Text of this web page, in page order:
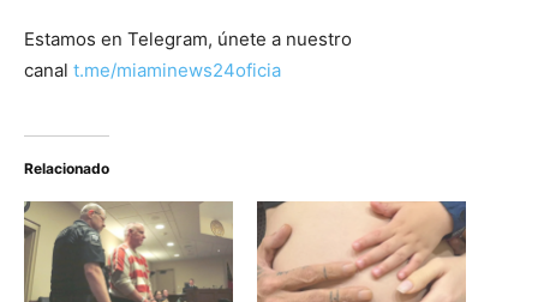
Estamos en Telegram, únete a nuestro
canal t.me/miaminews24oficia
Relacionado